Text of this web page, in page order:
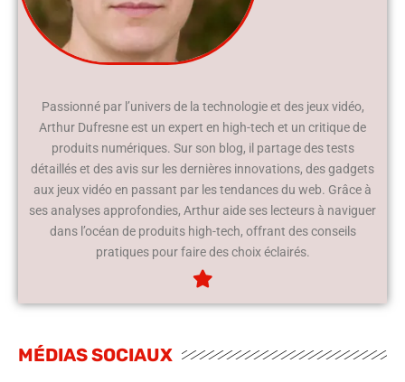
Passionné par l’univers de la technologie et des jeux vidéo,
Arthur Dufresne est un expert en high-tech et un critique de
produits numériques. Sur son blog, il partage des tests
détaillés et des avis sur les dernières innovations, des gadgets
aux jeux vidéo en passant par les tendances du web. Grâce à
ses analyses approfondies, Arthur aide ses lecteurs à naviguer
dans l’océan de produits high-tech, offrant des conseils
pratiques pour faire des choix éclairés.
MÉDIAS SOCIAUX